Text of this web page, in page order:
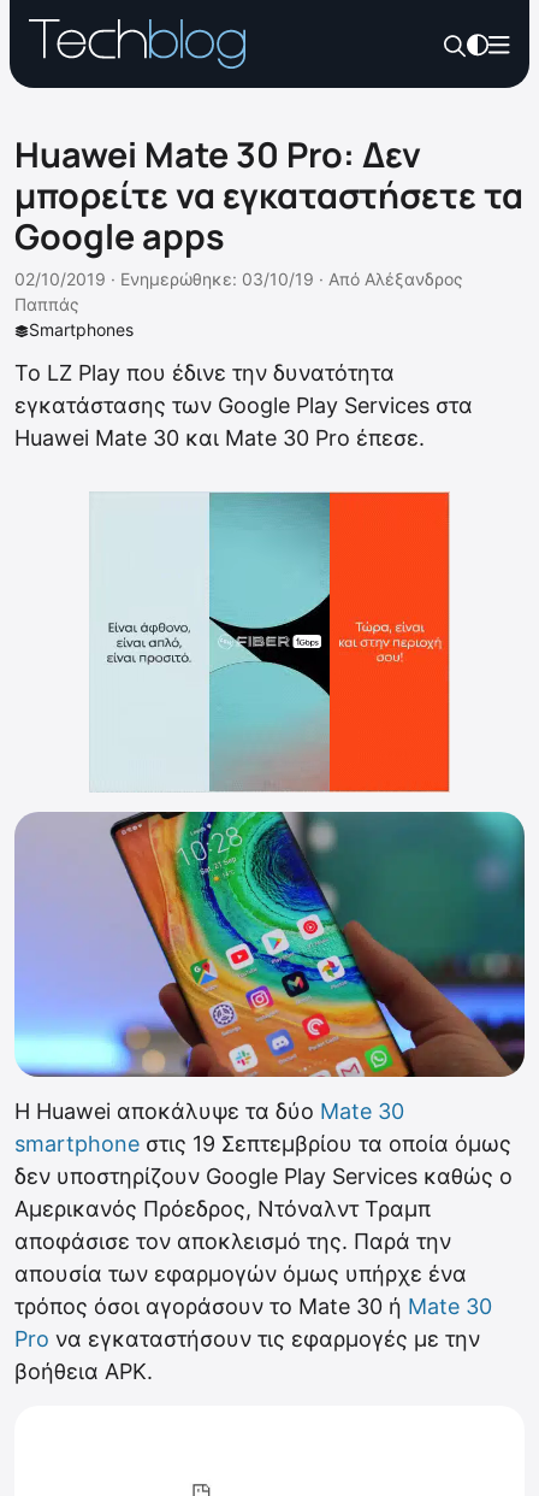
Huawei Mate 30 Pro: Δεν
μπορείτε να εγκαταστήσετε τα
Google apps
Smartphones
02/10/2019 · Ενημερώθηκε: 03/10/19 · Από Αλέξανδρος
Παππάς
Το LZ Play που έδινε την δυνατότητα
εγκατάστασης των Google Play Services στα
Huawei Mate 30 και Mate 30 Pro έπεσε.
Η Huawei αποκάλυψε τα δύο Mate 30
smartphone στις 19 Σεπτεμβρίου τα οποία όμως
δεν υποστηρίζουν Google Play Services καθώς ο
Αμερικανός Πρόεδρος, Ντόναλντ Τραμπ
αποφάσισε τον αποκλεισμό της. Παρά την
απουσία των εφαρμογών όμως υπήρχε ένα
τρόπος όσοι αγοράσουν το Mate 30 ή Mate 30
Pro να εγκαταστήσουν τις εφαρμογές με την
βοήθεια APK.